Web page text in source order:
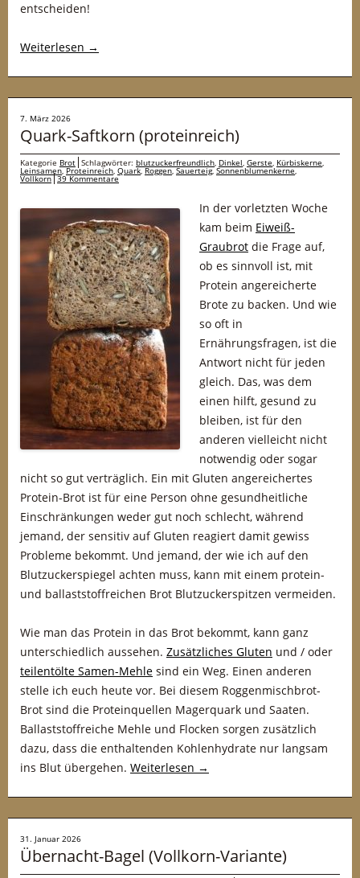
entscheiden!
Weiterlesen →
7. März 2026
Quark-Saftkorn (proteinreich)
Kategorie Brot Schlagwörter: blutzuckerfreundlich, Dinkel, Gerste, Kürbiskerne,
Leinsamen,Proteinreich, Quark,Roggen,Sauerteig,Sonnenblumenkerne,
Vollkorn 39 Kommentare
In der vorletzten Woche
kam beim Eiweiß-
Graubrot die Frage auf,
ob es sinnvoll ist, mit
Protein angereicherte
Brote zu backen. Und wie
so oft in
Ernährungsfragen, ist die
Antwort nicht für jeden
gleich. Das, was dem
einen hilft, gesund zu
bleiben, ist für den
anderen vielleicht nicht
notwendig oder sogar
nicht so gut verträglich. Ein mit Gluten angereichertes
Protein-Brot ist für eine Person ohne gesundheitliche
Einschränkungen weder gut noch schlecht, während
jemand, der sensitiv auf Gluten reagiert damit gewiss
Probleme bekommt. Und jemand, der wie ich auf den
Blutzuckerspiegel achten muss, kann mit einem protein-
und ballaststoffreichen Brot Blutzuckerspitzen vermeiden.
Wie man das Protein in das Brot bekommt, kann ganz
unterschiedlich aussehen. Zusätzliches Gluten und / oder
teilentölte Samen-Mehle sind ein Weg. Einen anderen
stelle ich euch heute vor. Bei diesem Roggenmischbrot-
Brot sind die Proteinquellen Magerquark und Saaten.
Ballaststoffreiche Mehle und Flocken sorgen zusätzlich
dazu, dass die enthaltenden Kohlenhydrate nur langsam
ins Blut übergehen. Weiterlesen →
31. Januar 2026
Übernacht-Bagel (Vollkorn-Variante)